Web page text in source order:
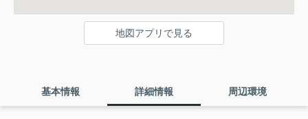
地図アプリで見る
基本情報 詳細情報 周辺環境